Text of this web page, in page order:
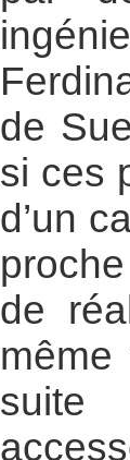
de
si ces
d’un
de
suite